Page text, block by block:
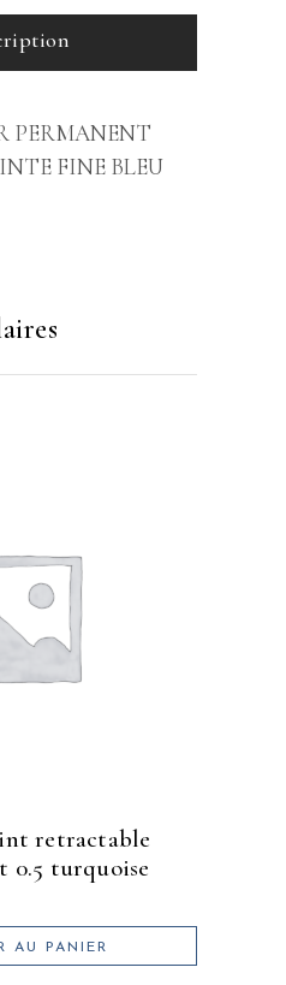
PERMANENT
FINE BLEU
0.5 turquoise
AU PANIER